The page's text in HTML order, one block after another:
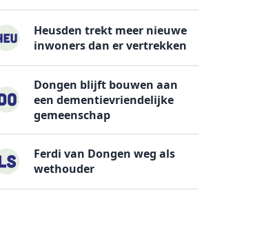
Heusden trekt meer nieuwe
inwoners dan er vertrekken
Dongen blijft bouwen aan
een dementievriendelijke
gemeenschap
Ferdi van Dongen weg als
wethouder